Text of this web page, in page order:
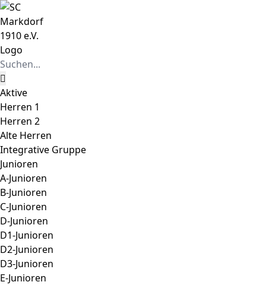
Zum
Inhalt
springen
Instagram
Facebook
Suche
nach:
Aktive
Herren 1
Herren 2
Alte Herren
Integrative Gruppe
Junioren
A-Junioren
B-Junioren
C-Junioren
D-Junioren
D1-Junioren
D2-Junioren
D3-Junioren
E-Junioren